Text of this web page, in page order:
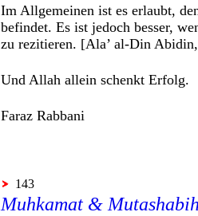
Im Allgemeinen ist es erlaubt,
befindet. Es ist jedoch besser,
zu rezitieren. [Ala’ al-Din Abidin,
Und Allah allein schenkt Erfolg.
Faraz Rabbani
143
Muhkamat &